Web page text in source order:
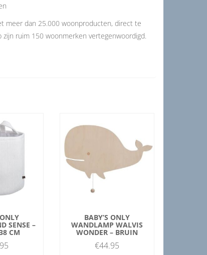
meer dan 25.000 woonproducten, direct te
ruim 150 woonmerken vertegenwoordigd.
SENSE –
CM
BABY’S ONLY
WANDLAMP WALVIS
WONDER – BRUIN
€44.95